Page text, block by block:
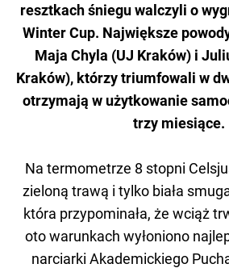
resztkach śniegu walczyli o
Winter Cup. Największe
Maja Chyla (UJ Kraków) i
Kraków), którzy triumfowali w
otrzymają w użytkowanie
trzy miesiące.
Na termometrze 8 stopni
zieloną trawą i tylko biała
która przypominała, że wciąż
oto warunkach wyłoniono
narciarki Akademickiego